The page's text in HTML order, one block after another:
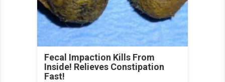
Fecal Impaction Kills From
Inside! Relieves Constipation
Fast!